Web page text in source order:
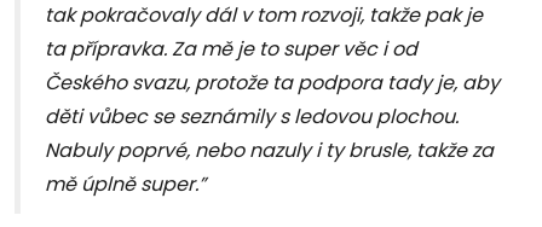
tak pokračovaly dál v tom rozvoji, takže pak je
ta přípravka. Za mě je to super věc i od
Českého svazu, protože ta podpora tady je, aby
děti vůbec se seznámily s ledovou plochou.
Nabuly poprvé, nebo nazuly i ty brusle, takže za
mě úplně super.”